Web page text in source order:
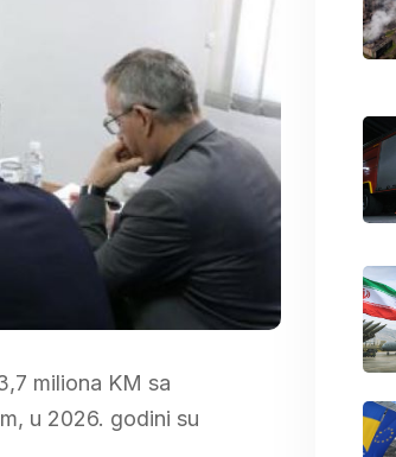
miliona KM sa
u 2026. godini su